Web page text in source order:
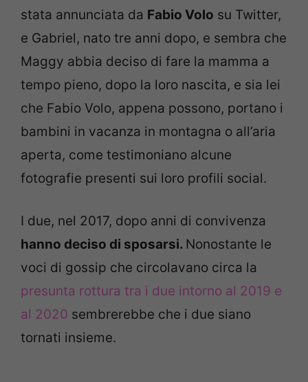
stata annunciata da Fabio Volo su Twitter,
e Gabriel, nato tre anni dopo, e sembra che
Maggy abbia deciso di fare la mamma a
tempo pieno, dopo la loro nascita, e sia lei
che Fabio Volo, appena possono, portano i
bambini in vacanza in montagna o all’aria
aperta, come testimoniano alcune
fotografie presenti sui loro profili social.
I due, nel 2017, dopo anni di convivenza
hanno deciso di sposarsi. Nonostante le
voci di gossip che circolavano circa la
presunta rottura tra i due intorno al 2019 e
al 2020 sembrerebbe che i due siano
tornati insieme.